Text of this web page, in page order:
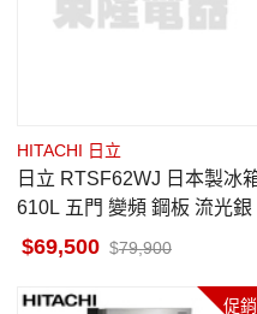
HITACHI 日立
日立 RTSF62WJ 日本製冰箱
610L 五門 變頻 鋼板 流光銀
69,500 79,900
促銷